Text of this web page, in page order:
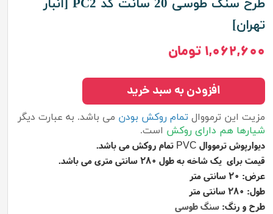
طرح سنگ طوسی 20 سانت کد PC2 [انبار
تهران]
۱,۰۶۲,۶۰۰ تومان
مزیت این ترمووال تمام روکش بودن می باشد. به عبارت دیگر
شیارها هم دارای روکش است.
دیوارپوش ترمووال PVC تمام روکش می باشد.
قیمت برای یک شاخه به طول 280 سانتی متری می باشد.
عرض: 20 سانتی متر
طول: 280 سانتی متر
طرح و رنگ: سنگ طوسی
افزودن به سبد خرید